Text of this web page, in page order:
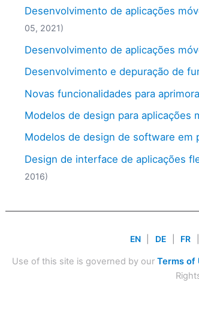
Desenvolvimento de aplicações
05, 2021)
Desenvolvimento de aplicações
Desenvolvimento e depuração de
Novas funcionalidades para
Modelos de design para aplicações
Modelos de design de software em
Design de interface de aplicações
2016)
EN DE FR
Use of this site is governed by our Terms of